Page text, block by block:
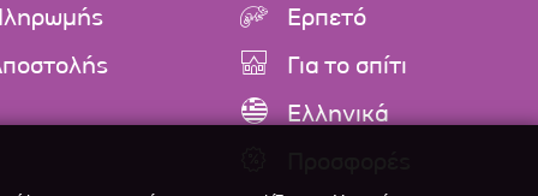
Ερπετό
Για το σπίτι
Ελληνικά